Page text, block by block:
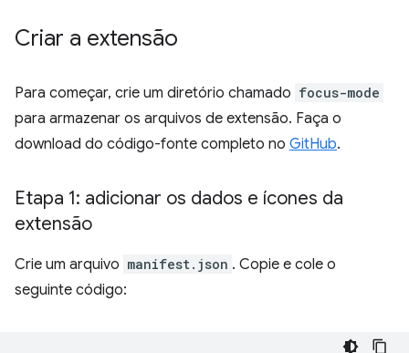
Criar a extensão
Para começar, crie um diretório chamado focus-mode
para armazenar os arquivos de extensão. Faça o
download do código-fonte completo no GitHub.
Etapa 1: adicionar os dados e ícones da
extensão
Crie um arquivo manifest.json . Copie e cole o
seguinte código: